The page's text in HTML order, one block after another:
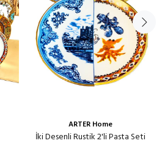
ARTER Home
İki Desenli Rustik 2'li Pasta Seti